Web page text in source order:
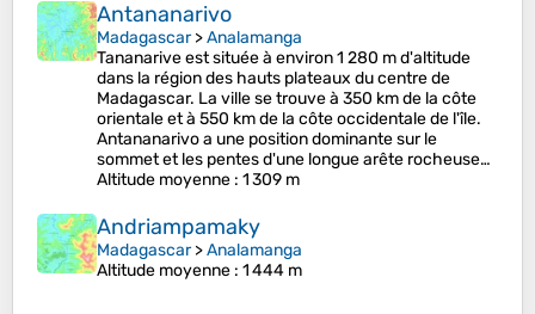
Antananarivo
Madagascar>Analamanga
Tananarive est située à environ 1 280 m d'altitude
dans la région des hauts plateaux du centre de
Madagascar. La ville se trouve à 350 km de la côte
orientale et à 550 km de la côte occidentale de l'île.
Antananarivo a une position dominante sur le
sommet et les pentes d'une longue arête rocheuse…
Altitude moyenne : 1 309 m
Andriampamaky
Madagascar>Analamanga
Altitude moyenne : 1 444 m